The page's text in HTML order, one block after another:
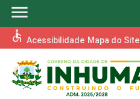
menu
accessible Acessibilidade Mapa do Site